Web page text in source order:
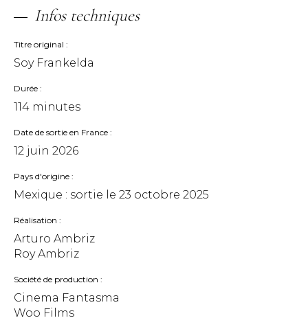
Infos techniques
Titre original
Soy Frankelda
Durée
114 minutes
Date de sortie en France
12 juin 2026
Pays d'origine
Mexique : sortie le 23 octobre 2025
Réalisation
Arturo Ambriz
Roy Ambriz
Société de production
Cinema Fantasma
Woo Films